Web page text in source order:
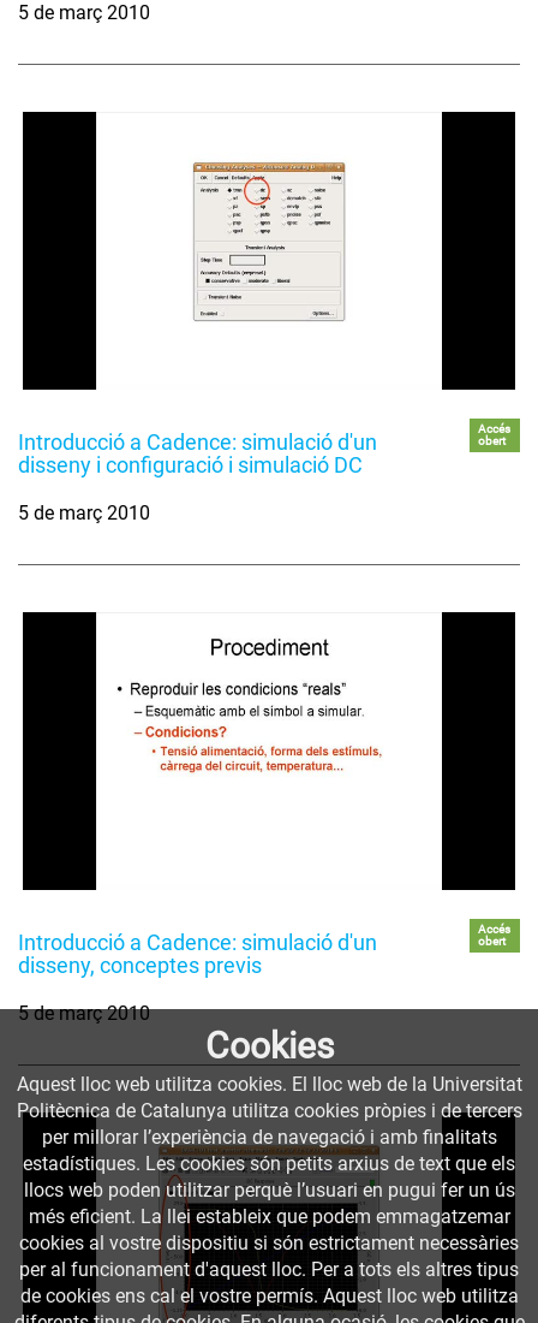
5 de març 2010
Introducció a Cadence: simulació d'un
disseny i configuració i simulació DC
Accés
obert
5 de març 2010
Introducció a Cadence: simulació d'un
disseny, conceptes previs
Accés
obert
5 de març 2010
Cookies
Aquest lloc web utilitza cookies. El lloc web de la Universitat
Politècnica de Catalunya utilitza cookies pròpies i de tercers
per millorar l’experiència de navegació i amb finalitats
estadístiques. Les cookies són petits arxius de text que els
llocs web poden utilitzar perquè l’usuari en pugui fer un ús
més eficient. La llei estableix que podem emmagatzemar
cookies al vostre dispositiu si són estrictament necessàries
per al funcionament d'aquest lloc. Per a tots els altres tipus
de cookies ens cal el vostre permís. Aquest lloc web utilitza